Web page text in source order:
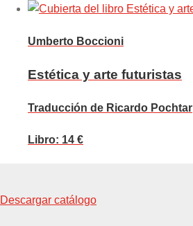
Umberto Boccioni
Estética y arte futuristas
Traducción de Ricardo Pochtar
Libro: 14 €
Descargar catálogo